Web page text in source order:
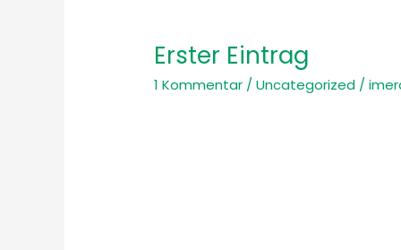
Erster Eintrag
1 Kommentar /Uncategorized /